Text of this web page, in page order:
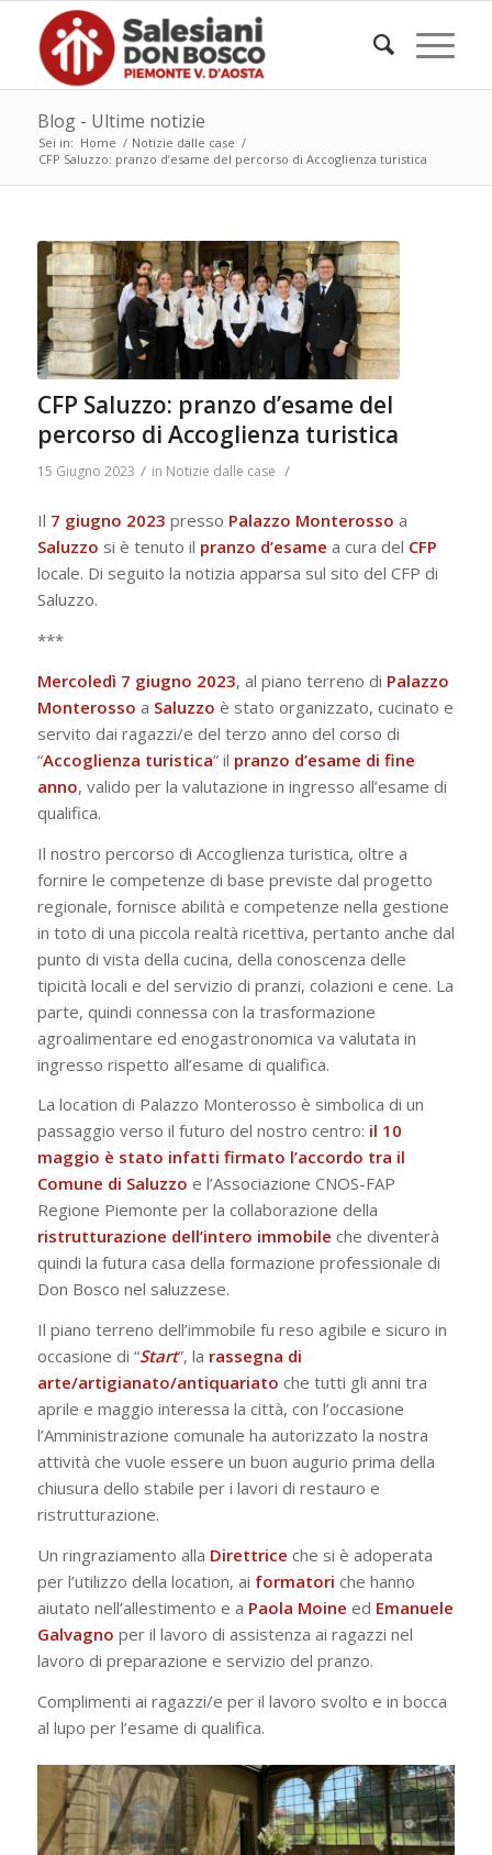
Blog - Ultime notizie
Sei in: Home / Notizie dalle case /
CFP Saluzzo: pranzo d’esame del percorso di Accoglienza turistica
CFP Saluzzo: pranzo d’esame del
percorso di Accoglienza turistica
15 Giugno 2023 / in Notizie dalle case /
Il 7 giugno 2023 presso Palazzo Monterosso a
Saluzzo si è tenuto il pranzo d’esame a cura del CFP
locale. Di seguito la notizia apparsa sul sito del CFP di
Saluzzo.
***
Mercoledì 7 giugno 2023, al piano terreno di Palazzo
Monterosso a Saluzzo è stato organizzato, cucinato e
servito dai ragazzi/e del terzo anno del corso di
“Accoglienza turistica” il pranzo d’esame di fine
anno, valido per la valutazione in ingresso all’esame di
qualifica.
Il nostro percorso di Accoglienza turistica, oltre a
fornire le competenze di base previste dal progetto
regionale, fornisce abilità e competenze nella gestione
in toto di una piccola realtà ricettiva, pertanto anche dal
punto di vista della cucina, della conoscenza delle
tipicità locali e del servizio di pranzi, colazioni e cene. La
parte, quindi connessa con la trasformazione
agroalimentare ed enogastronomica va valutata in
ingresso rispetto all’esame di qualifica.
La location di Palazzo Monterosso è simbolica di un
passaggio verso il futuro del nostro centro: il 10
maggio è stato infatti firmato l’accordo tra il
Comune di Saluzzo e l’Associazione CNOS-FAP
Regione Piemonte per la collaborazione della
ristrutturazione dell’intero immobile che diventerà
quindi la futura casa della formazione professionale di
Don Bosco nel saluzzese.
Il piano terreno dell’immobile fu reso agibile e sicuro in
occasione di “Start”, la rassegna di
arte/artigianato/antiquariato che tutti gli anni tra
aprile e maggio interessa la città, con l’occasione
l’Amministrazione comunale ha autorizzato la nostra
attività che vuole essere un buon augurio prima della
chiusura dello stabile per i lavori di restauro e
ristrutturazione.
Un ringraziamento alla Direttrice che si è adoperata
per l’utilizzo della location, ai formatori che hanno
aiutato nell’allestimento e a Paola Moine ed Emanuele
Galvagno per il lavoro di assistenza ai ragazzi nel
lavoro di preparazione e servizio del pranzo.
Complimenti ai ragazzi/e per il lavoro svolto e in bocca
al lupo per l’esame di qualifica.